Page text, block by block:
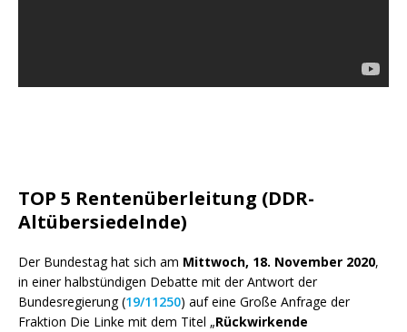
TOP 5 Rentenüberleitung (DDR-
Altübersiedelnde)
Der Bundestag hat sich am Mittwoch, 18. November 2020,
in einer halbstündigen Debatte mit der Antwort der
Bundesregierung (19/11250) auf eine Große Anfrage der
Fraktion Die Linke mit dem Titel „Rückwirkende